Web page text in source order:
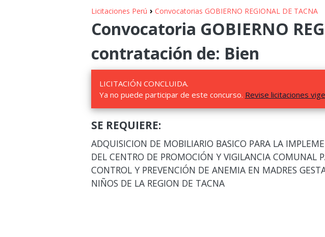
Licitaciones Perú › Convocatorias GOBIERNO REGIONAL DE TACNA
Convocatoria GOBIERNO
contratación de: Bien
LICITACIÓN CONCLUIDA.
Ya no puede participar de este concurso. Revise licitaciones
SE REQUIERE:
ADQUISICION DE MOBILIARIO BASICO PARA LA
DEL CENTRO DE PROMOCIÓN Y VIGILANCIA COMUNAL
CONTROL Y PREVENCIÓN DE ANEMIA EN MADRES
NIÑOS DE LA REGION DE TACNA